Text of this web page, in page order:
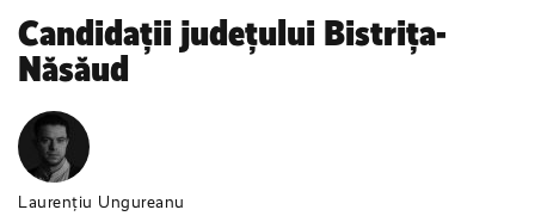
Candidații județului Bistrița-
Năsăud
Laurențiu Ungureanu